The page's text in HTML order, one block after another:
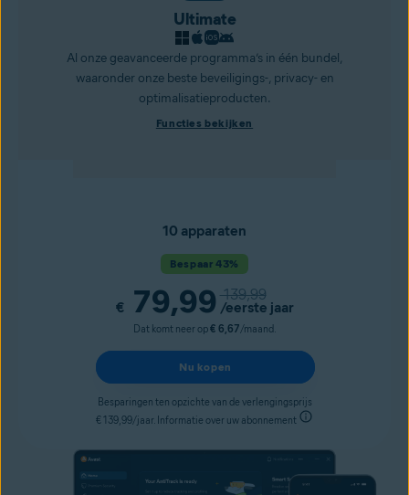
Ultimate
Al onze geavanceerde programma’s in één bundel,
waaronder onze beste beveiligings-, privacy- en
optimalisatieproducten.
Functies bekijken
10 apparaten
Bespaar 43%
€ 79,99 139,99
/eerste jaar
Dat komt neer op€ 6,67/maand.
Nu kopen
Besparingen ten opzichte van de verlengingsprijs
€ 139,99/jaar. Informatie over uw abonnement